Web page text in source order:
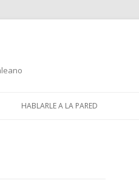
HABLARLE A LA PARED